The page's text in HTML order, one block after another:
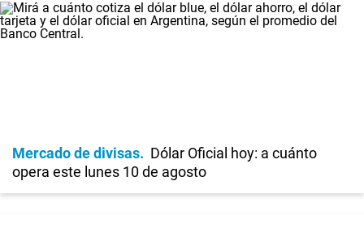
Mercado de divisas
Dólar Oficial hoy: a cuánto
opera este lunes 10 de agosto